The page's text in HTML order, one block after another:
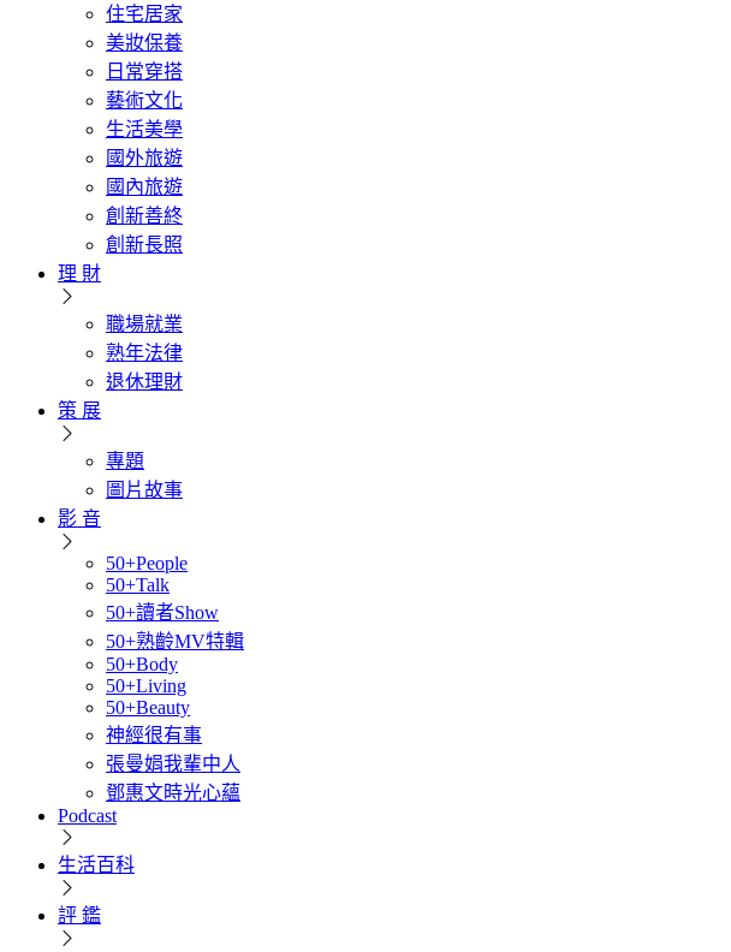
住宅居家
美妝保養
日常穿搭
藝術文化
生活美學
國外旅遊
國內旅遊
創新善終
創新長照
理 財
職場就業
熟年法律
退休理財
策 展
專題
圖片故事
影 音
50+People
50+Talk
50+讀者Show
50+熟齡MV特輯
50+Body
50+Living
50+Beauty
神經很有事
張曼娟我輩中人
鄧惠文時光心蘊
Podcast
生活百科
評 鑑